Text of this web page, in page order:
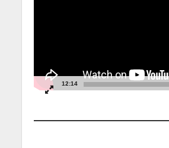
12:14